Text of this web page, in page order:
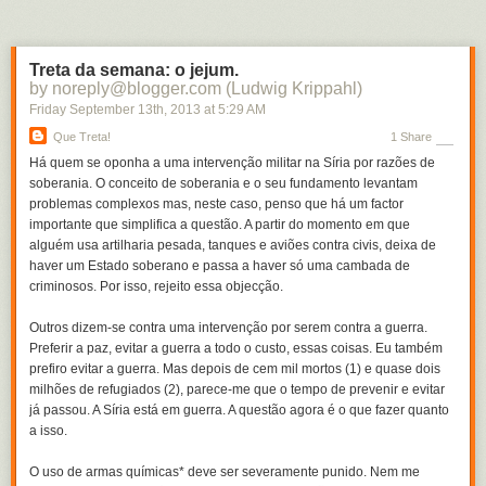
verosimilhança dessa família de modelos é nula, sempre menor do que
qualquer alternativa.
* Assumindo que não me enganei nas contas. Mas se me enganei não
faz mal porque o que importa aqui é perceber a ideia.
** Se alguém estiver interessado em pesquisar mais sobre este
problema, chama-se
overfitting.
1- Fine-tuning e verosimilhança, parte 1. Ver também o
Treta da semana: o jejum.
by noreply@blogger.com (Ludwig Krippahl)
Friday September 13th, 2013 at 5:29 AM
Que Treta! 1 Share
Há quem se oponha a uma intervenção militar na Síria por razões de
soberania. O conceito de soberania e o seu fundamento levantam
problemas complexos mas, neste caso, penso que há um factor
importante que simplifica a questão. A partir do momento em que
alguém usa artilharia pesada, tanques e aviões contra civis, deixa de
haver um Estado soberano e passa a haver só uma cambada de
criminosos. Por isso, rejeito essa objecção.
Outros dizem-se contra uma intervenção por serem contra a guerra.
Preferir a paz, evitar a guerra a todo o custo, essas coisas. Eu também
prefiro evitar a guerra. Mas depois de cem mil mortos (1) e quase dois
milhões de refugiados (2), parece-me que o tempo de prevenir e evitar
já passou. A Síria está em guerra. A questão agora é o que fazer quanto
a isso.
O uso de armas químicas* deve ser severamente punido. Nem me